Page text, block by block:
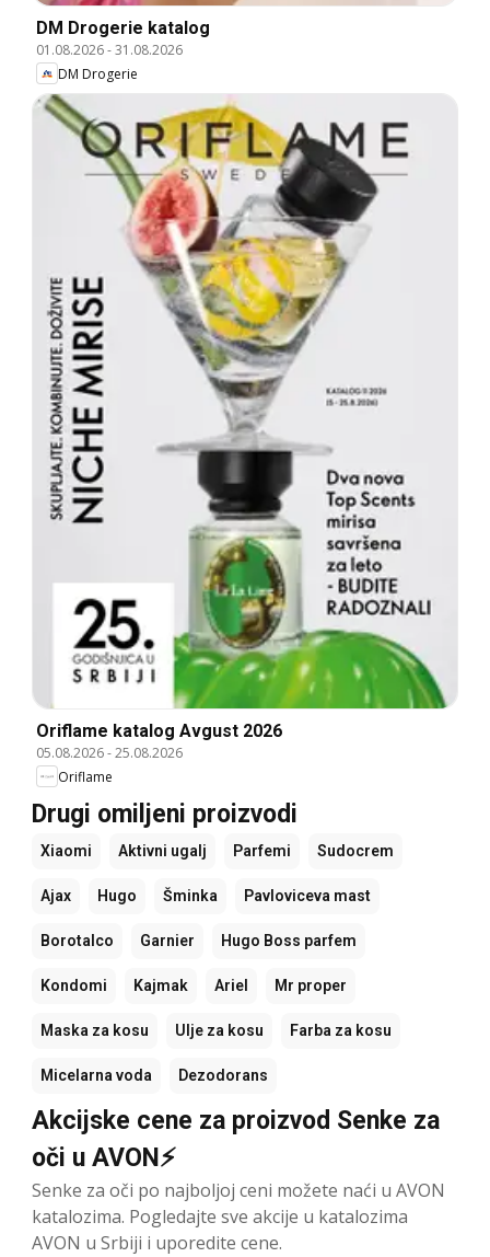
DM Drogerie katalog
01.08.2026-31.08.2026
DM Drogerie
Oriflame katalog Avgust 2026
05.08.2026-25.08.2026
Oriflame
Drugi omiljeni proizvodi
Xiaomi Aktivni ugalj Parfemi Sudocrem
Ajax Hugo Šminka Pavloviceva mast
Borotalco Garnier Hugo Boss parfem
Kondomi Kajmak Ariel Mr proper
Maska za kosu Ulje za kosu Farba za kosu
Micelarna voda Dezodorans
Akcijske cene za proizvod Senke za
oči u AVON⚡
Senke za oči po najboljoj ceni možete naći u AVON
katalozima. Pogledajte sve akcije u katalozima
AVON u Srbiji i uporedite cene.